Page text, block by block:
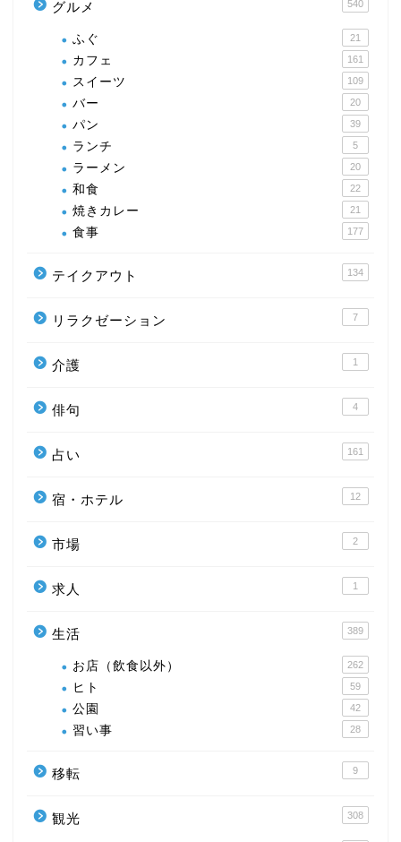
グルメ 540
ふぐ 21
カフェ 161
スイーツ 109
バー 20
パン 39
ランチ 5
ラーメン 20
和食 22
焼きカレー 21
食事 177
テイクアウト 134
リラクゼーション 7
介護 1
俳句 4
占い 161
宿・ホテル 12
市場 2
求人 1
生活 389
お店（飲食以外） 262
ヒト 59
公園 42
習い事 28
移転 9
観光 308